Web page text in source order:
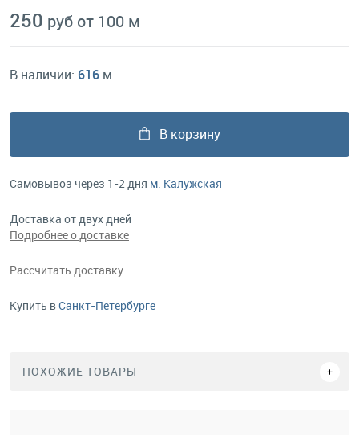
250 руб от 100 м
В наличии: 616 м
В корзину
Самовывоз через 1-2 дня м. Калужская
Доставка от двух дней
Подробнее о доставке
Рассчитать доставку
Купить вСанкт-Петербурге
ПОХОЖИЕ ТОВАРЫ